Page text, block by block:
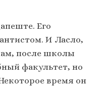
Его
И Ласло,
после школы
факультет, но
время он